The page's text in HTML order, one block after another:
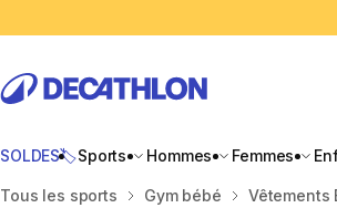
SOLDES🏷️Sports Hommes Femmes
Accueil
Tous les sports Gym bébé Vêtements